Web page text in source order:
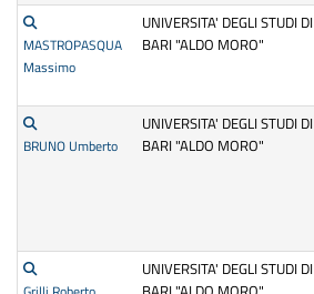
MASTROPASQUA
Massimo
UNIVERSITA' DEGLI STUDI DI
BARI "ALDO MORO"
BRUNO Umberto
UNIVERSITA' DEGLI STUDI DI
BARI "ALDO MORO"
UNIVERSITA' DEGLI STUDI DI